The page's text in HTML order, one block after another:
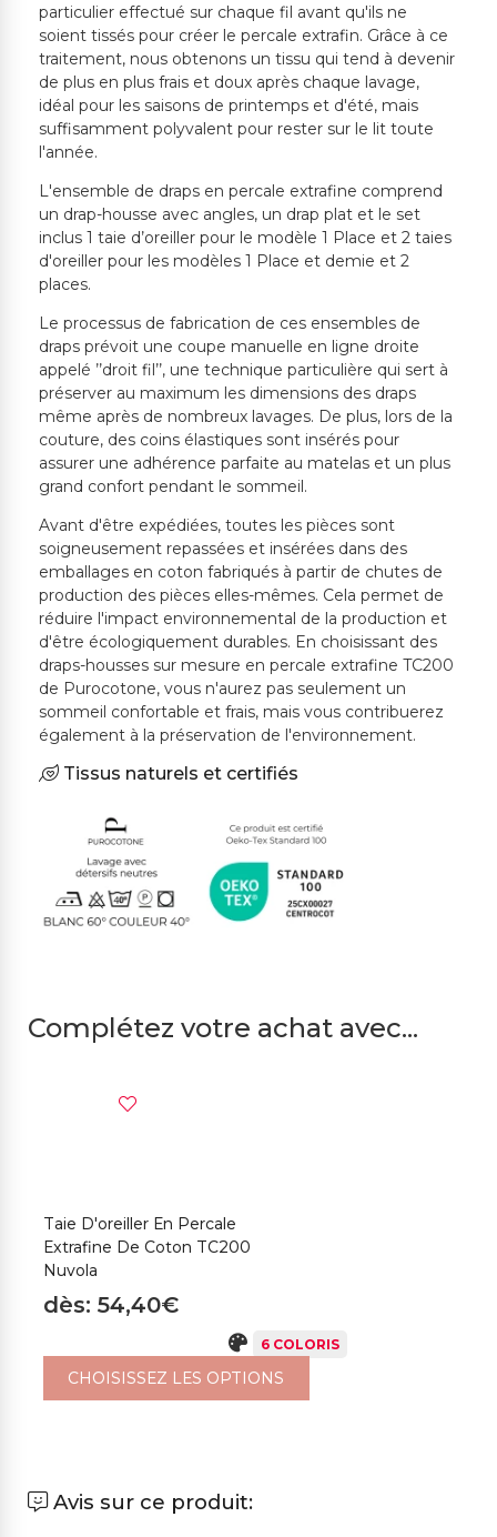
particulier effectué sur chaque fil avant qu'ils ne
soient tissés pour créer le percale extrafin. Grâce à ce
traitement, nous obtenons un tissu qui tend à devenir
de plus en plus frais et doux après chaque lavage,
idéal pour les saisons de printemps et d'été, mais
suffisamment polyvalent pour rester sur le lit toute
l'année.
L'ensemble de draps en percale extrafine comprend
un drap-housse avec angles, un drap plat et le set
inclus 1 taie d’oreiller pour le modèle 1 Place et 2 taies
d'oreiller pour les modèles 1 Place et demie et 2
places.
Le processus de fabrication de ces ensembles de
draps prévoit une coupe manuelle en ligne droite
appelé ’’droit fil’’, une technique particulière qui sert à
préserver au maximum les dimensions des draps
même après de nombreux lavages. De plus, lors de la
couture, des coins élastiques sont insérés pour
assurer une adhérence parfaite au matelas et un plus
grand confort pendant le sommeil.
Avant d'être expédiées, toutes les pièces sont
soigneusement repassées et insérées dans des
emballages en coton fabriqués à partir de chutes de
production des pièces elles-mêmes. Cela permet de
réduire l'impact environnemental de la production et
d'être écologiquement durables. En choisissant des
draps-housses sur mesure en percale extrafine TC200
de Purocotone, vous n'aurez pas seulement un
sommeil confortable et frais, mais vous contribuerez
également à la préservation de l'environnement.
Tissus naturels et certifiés
Complétez votre achat avec...
Taie D'oreiller En Percale
Extrafine De Coton TC200
Nuvola
dès: 54,40€
6 COLORIS
CHOISISSEZ LES OPTIONS
Avis sur ce produit: